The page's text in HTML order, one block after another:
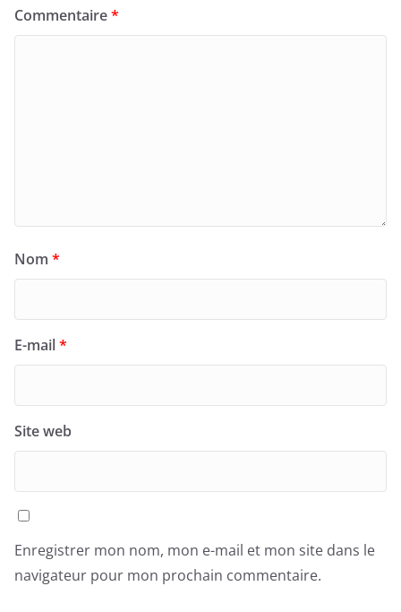
Commentaire*
Nom *
E-mail*
Site web
Enregistrer mon nom, mon e-mail et mon site dans le
navigateur pour mon prochain commentaire.